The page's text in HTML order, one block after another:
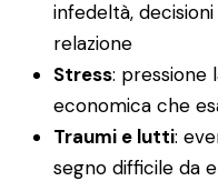
infedeltà,
relazione
Stress: pressione
economica che
Traumi e lutti:
segno difficile da